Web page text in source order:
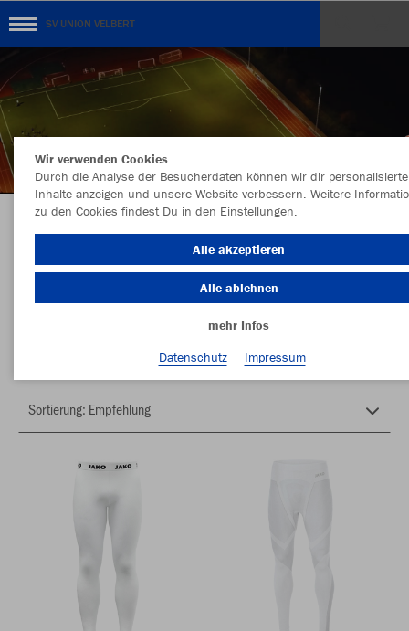
SV UNION VELBERT
Herzlich Willkommen im Teamshop SV UNION
VELBERT
Wir verwenden Cookies
Durch die Analyse der Besucherdaten können wir dir personalisierte
Inhalte anzeigen und unsere Website verbessern. Weitere
zu den Cookies findest Du in den Einstellungen.
Alle akzeptieren
Alle ablehnen
mehr Infos
Datenschutz
Impressum